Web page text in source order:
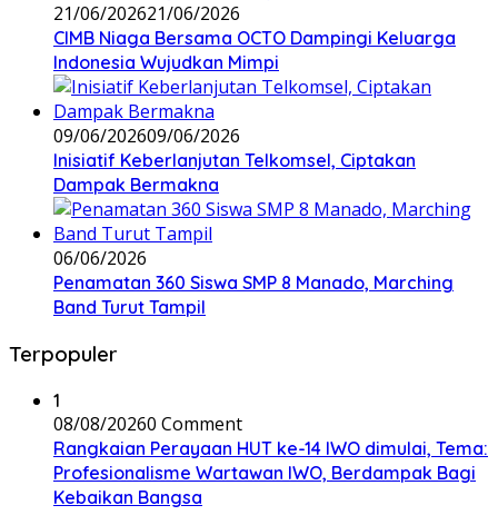
21/06/202621/06/2026
CIMB Niaga Bersama OCTO Dampingi Keluarga
Indonesia Wujudkan Mimpi
09/06/202609/06/2026
Inisiatif Keberlanjutan Telkomsel, Ciptakan
Dampak Bermakna
06/06/2026
Penamatan 360 Siswa SMP 8 Manado, Marching
Band Turut Tampil
Terpopuler
1
08/08/20260 Comment
Rangkaian Perayaan HUT ke-14 IWO dimulai, Tema:
Profesionalisme Wartawan IWO, Berdampak Bagi
Kebaikan Bangsa